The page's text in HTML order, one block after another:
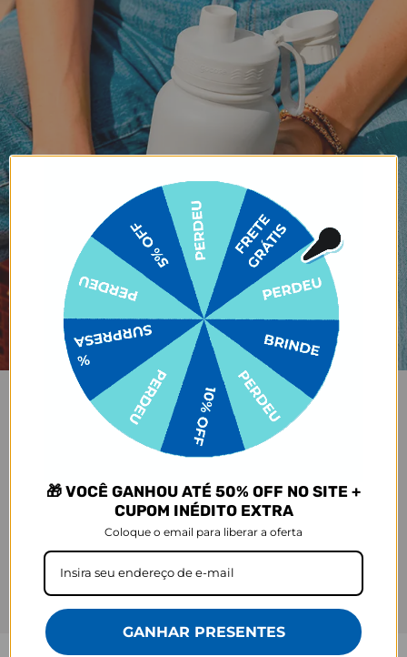
🎁 VOCÊ GANHOU ATÉ 50% OFF NO SITE +
CUPOM INÉDITO EXTRA
Coloque o email para liberar a oferta
GANHAR PRESENTES